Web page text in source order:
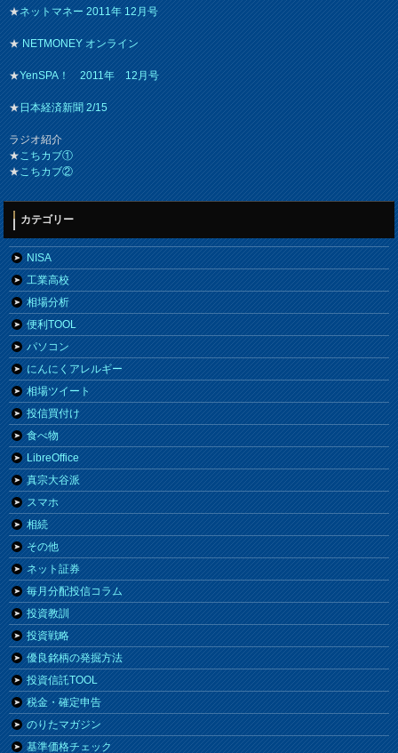
★ネットマネー 2011年 12月号
★NETMONEY オンライン
★YenSPA！ 2011年 12月号
★日本経済新聞 2/15
ラジオ紹介
★こちカブ①
★こちカブ②
カテゴリー
NISA
工業高校
相場分析
便利TOOL
パソコン
にんにくアレルギー
相場ツイート
投信買付け
食べ物
LibreOffice
真宗大谷派
スマホ
相続
その他
ネット証券
毎月分配投信コラム
投資教訓
投資戦略
優良銘柄の発掘方法
投資信託TOOL
税金・確定申告
のりたマガジン
基準価格チェック